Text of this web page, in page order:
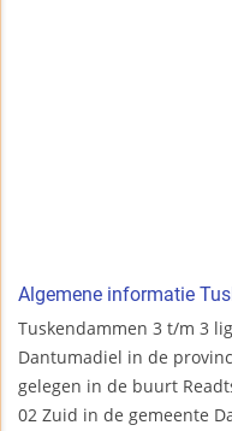
Algemene informatie
Tuskendammen 3 t/m 3
Dantumadiel in de
gelegen in de buurt
02 Zuid in de gemeente